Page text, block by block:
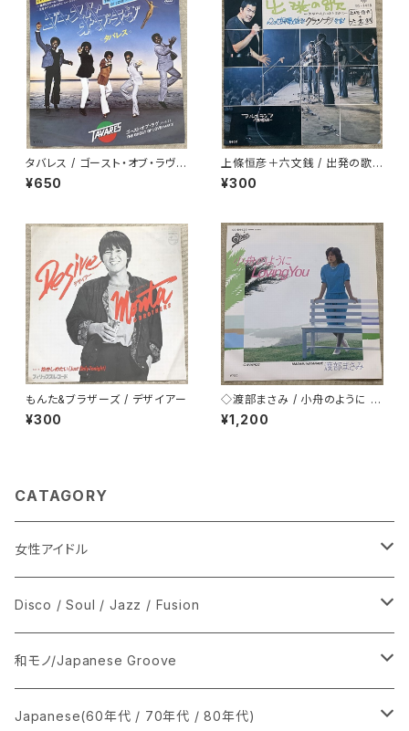
タバレス / ゴースト・オブ・ラヴ
白ラベル
¥650
上條恒彦＋六文銭 / 出発の歌 -
失なわれた時を求めて-
¥300
もんた&ブラザーズ / デザイアー
¥300
◇渡部まさみ / 小舟のように L
oving You
¥1,200
CATAGORY
女性アイドル
シングル盤
あ行
か行
LP
CD
Disco / Soul / Jazz / Fusion
シングル盤
A
12インチ・シングル
和モノ/Japanese Groove
シングル盤
Japanese(60年代 / 70年代 / 80年代)